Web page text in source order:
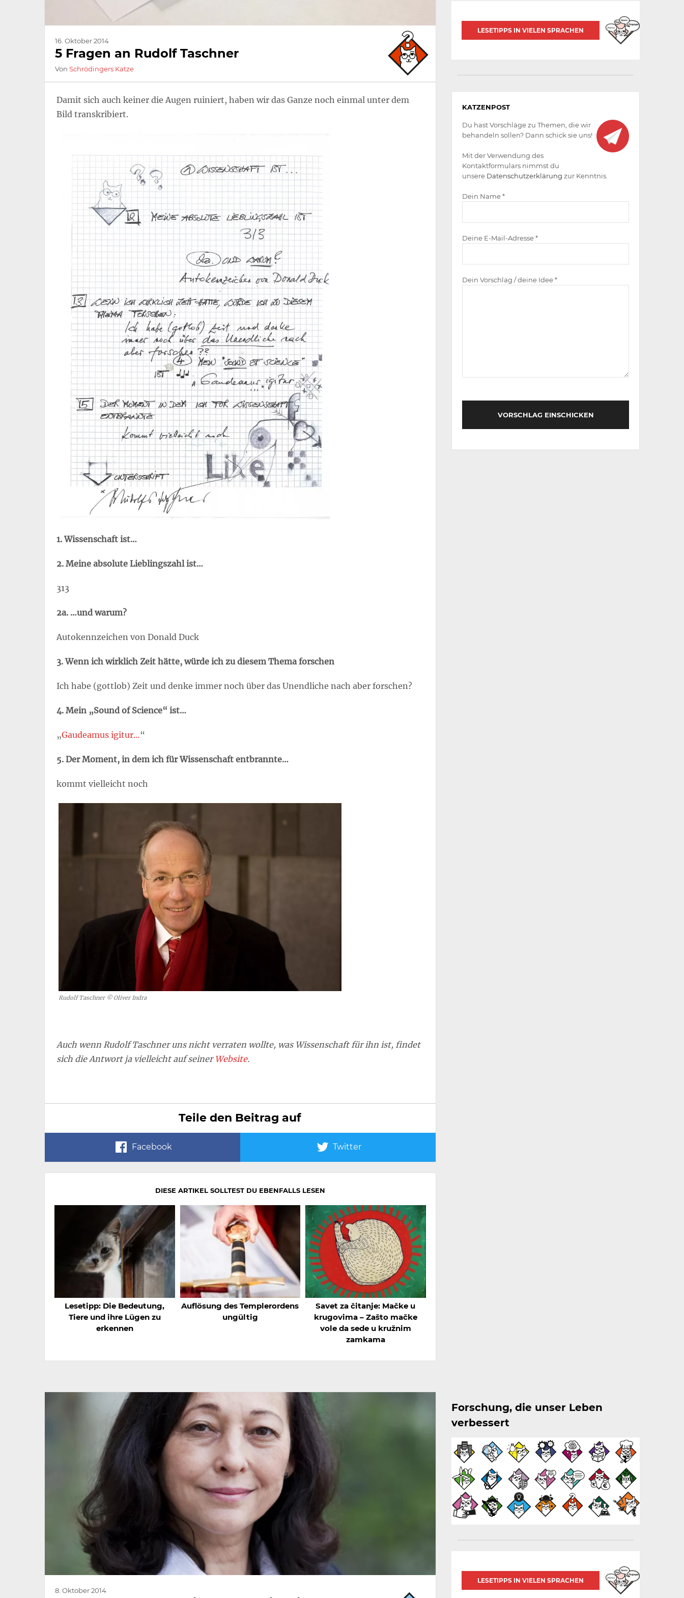
16. Oktober 2014
5 Fragen an Rudolf Taschner
Von Schrödingers Katze
Damit sich auch keiner die Augen ruiniert, haben wir das Ganze noch einmal unter dem
Bild transkribiert.
1. Wissenschaft ist…
2. Meine absolute Lieblingszahl ist…
313
2a. …und warum?
Autokennzeichen von Donald Duck
3. Wenn ich wirklich Zeit hätte, würde ich zu diesem Thema forschen
Ich habe (gottlob) Zeit und denke immer noch über das Unendliche nach aber forschen?
4. Mein „Sound of Science“ ist…
„Gaudeamus igitur…“
5. Der Moment, in dem ich für Wissenschaft entbrannte…
kommt vielleicht noch
Rudolf Taschner © Oliver Indra
Auch wenn Rudolf Taschner uns nicht verraten wollte, was Wissenschaft für ihn ist, findet
sich die Antwort ja vielleicht auf seiner Website.
Teile den Beitrag auf
Facebook Twitter
DIESE ARTIKEL SOLLTEST DU EBENFALLS LESEN
Lesetipp: Die Bedeutung,
Tiere und ihre Lügen zu
erkennen
Auflösung des Templerordens
ungültig
Savet za čitanje: Mačke u
krugovima – Zašto mačke
vole da sede u kružnim
zamkama
LESETIPPS IN VIELEN SPRACHEN
werden
KATZENPOST
Du hast Vorschläge zu Themen, die wir
behandeln sollen? Dann schick sie uns!
Mit der Verwendung des
Kontaktformulars nimmst du
unsere Datenschutzerklärung zur Kenntnis.
Dein Name *
Deine E-Mail-Adresse *
Dein Vorschlag / deine Idee *
8. Oktober 2014
Forschung, die unser Leben
verbessert
LESETIPPS IN VIELEN SPRACHEN